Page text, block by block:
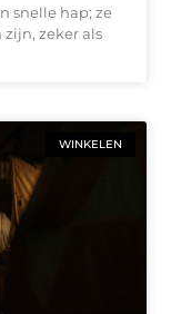
snelle hap; ze
zeker als
WINKELEN